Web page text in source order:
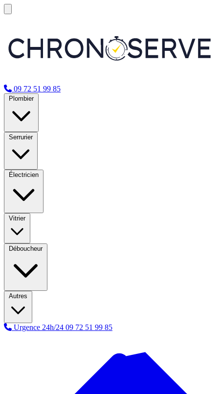
09 72 51 99 85
Plombier
Serrurier
Électricien
Vitrier
Déboucheur
Autres
Urgence 24h/24 09 72 51 99 85